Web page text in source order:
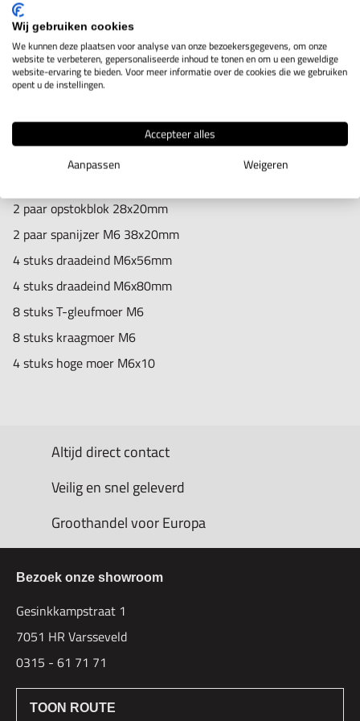
IN WINKELWAGEN
Productomschrijving
36-delige opspanset voor M6 van SOBA.
2 paar opstokblok 28x20mm
2 paar spanijzer M6 38x20mm
4 stuks draadeind M6x56mm
4 stuks draadeind M6x80mm
8 stuks T-gleufmoer M6
8 stuks kraagmoer M6
4 stuks hoge moer M6x10
Altijd direct contact
Veilig en snel geleverd
Groothandel voor Europa
Bezoek onze showroom
Gesinkkampstraat 1
7051 HR Varsseveld
0315 - 61 71 71
TOON ROUTE
Wij gebruiken cookies
We kunnen deze plaatsen voor analyse van onze bezoekersgegevens, om onze
website te verbeteren, gepersonaliseerde inhoud te tonen en om u een geweldige
website-ervaring te bieden. Voor meer informatie over de cookies die we gebruiken
opent u de instellingen.
Accepteer alles
Aanpassen
Weigeren